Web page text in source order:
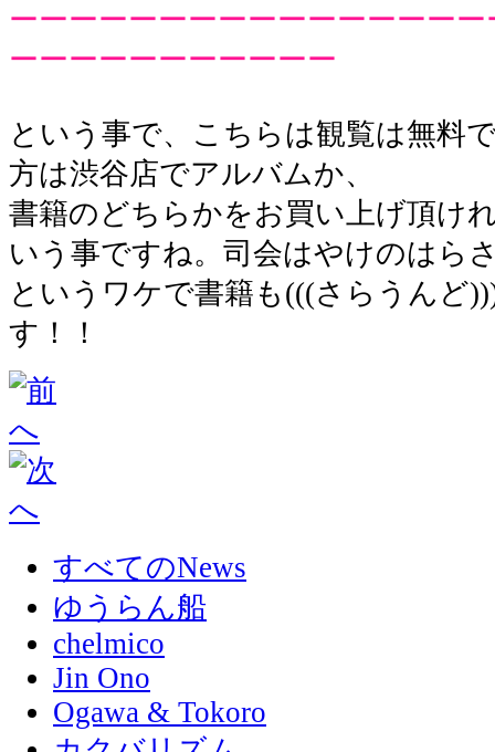
ーーーーーーーーーーーーーーー
ーーーーーーーーーーー
という事で、こちらは観覧は無料
方は渋谷店でアルバムか、
書籍のどちらかをお買い上げ頂け
いう事ですね。司会はやけのはら
というワケで書籍も(((さらうんど
す！！
すべてのNews
ゆうらん船
chelmico
Jin Ono
Ogawa & Tokoro